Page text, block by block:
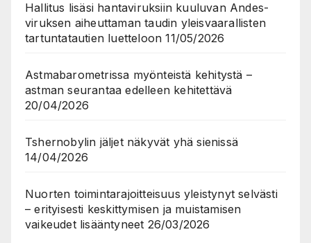
Hallitus lisäsi hantaviruksiin kuuluvan Andes-
viruksen aiheuttaman taudin yleisvaarallisten
tartuntatautien luetteloon 11/05/2026
Astmabarometrissa myönteistä kehitystä –
astman seurantaa edelleen kehitettävä
20/04/2026
Tshernobylin jäljet näkyvät yhä sienissä
14/04/2026
Nuorten toimintarajoitteisuus yleistynyt selvästi
– erityisesti keskittymisen ja muistamisen
vaikeudet lisääntyneet 26/03/2026